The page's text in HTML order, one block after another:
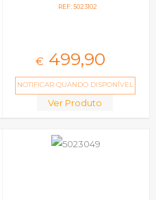
REF: 5023102
€ 499,90
NOTIFICAR QUANDO DISPONÍVEL
Ver Produto